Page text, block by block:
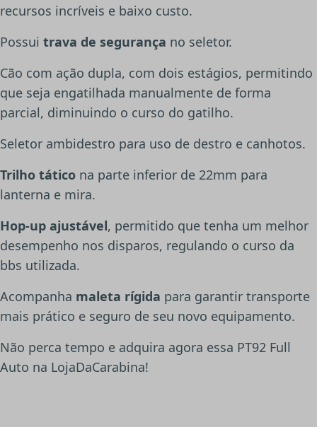
recursos incríveis e baixo custo.
Possui trava de segurança no seletor.
Cão com ação dupla, com dois estágios, permitindo
que seja engatilhada manualmente de forma
parcial, diminuindo o curso do gatilho.
Seletor ambidestro para uso de destro e canhotos.
Trilho tático na parte inferior de 22mm para
lanterna e mira.
Hop-up ajustável, permitido que tenha um melhor
desempenho nos disparos, regulando o curso da
bbs utilizada.
Acompanha maleta rígida para garantir transporte
mais prático e seguro de seu novo equipamento.
Não perca tempo e adquira agora essa PT92 Full
Auto na LojaDaCarabina!